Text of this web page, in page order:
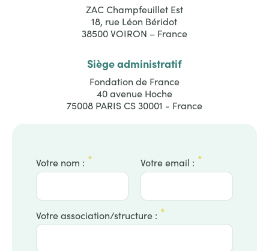
Votre nom : Votre email :
Votre association/structure :
ZAC Champfeuillet Est
18, rue Léon Béridot
38500 VOIRON – France
Siège administratif
Fondation de France
40 avenue Hoche
75008 PARIS CS 30001 - France